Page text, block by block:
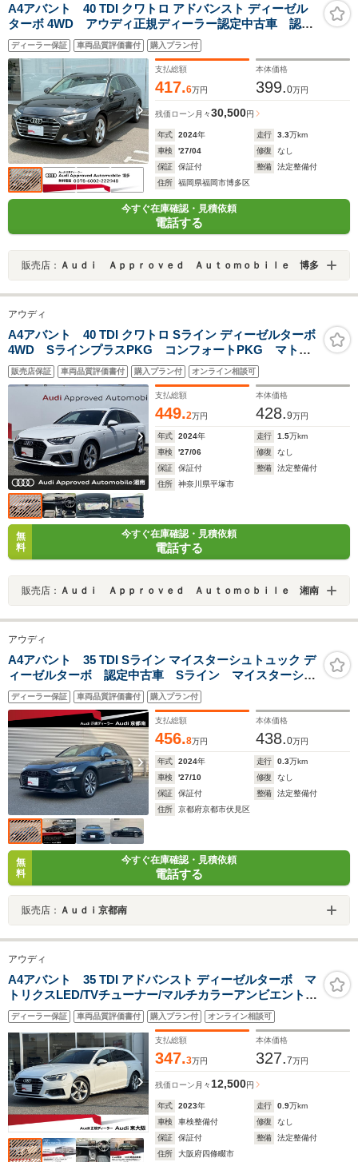
A4アバント 40 TDI クワトロ アドバンスト ディーゼル
ターボ 4WD アウディ正規ディーラー認定中古車 認定
中古車保証付帯 ベージュレザーシート シートメモリ
ー付き電動シート マルチカラーアンビエントライト
マトリクスLEDヘッドライト TVチューナー
ディーラー保証 車両品質評価書付 購入プラン付
支払総額
417.6万円
本体価格
399.0万円
残価ローン 月々30,500円
年式 2024年 走行 3.3万km
車検
'27/04 修復
なし
保証
保証付 整備
法定整備付
住所
福岡県福岡市博多区
今すぐ在庫確認・見積依頼
電話する
販売店： Ａｕｄｉ Ａｐｐｒｏｖｅｄ Ａｕｔｏｍｏｂｉｌｅ 博多
アウディ
A4アバント 40 TDI クワトロ Sライン ディーゼルターボ
4WD SラインプラスPKG コンフォートPKG マトリ
クスLED 全周囲カメラ アンビエントライト ワイヤ
レスチャージ スマホ連携 ドライブセレクト ACC
レーンアシスト パークアシスト サイドアシスト
販売店保証 車両品質評価書付 購入プラン付 オンライン相談可
支払総額
449.2万円
本体価格
428.9万円
年式 2024年 走行 1.5万km
車検
'27/06 修復
なし
保証
保証付 整備
法定整備付
住所
神奈川県平塚市
無
料
今すぐ在庫確認・見積依頼
電話する
販売店： Ａｕｄｉ Ａｐｐｒｏｖｅｄ Ａｕｔｏｍｏｂｉｌｅ 湘南
アウディ
A4アバント 35 TDI Sライン マイスターシュトュック デ
ィーゼルターボ 認定中古車 Sライン マイスターシュ
トック コンフォートパッケージ TVチューナー サラウ
ンドビューカメラ パークアシスト マトリクスLEDヘ
ッドライト ファインナッパレザー アルミホイール専
用18インチ
ディーラー保証 車両品質評価書付 購入プラン付
支払総額
456.8万円
本体価格
438.0万円
年式 2024年 走行 0.3万km
車検
'27/10 修復
なし
保証
保証付 整備
法定整備付
住所
京都府京都市伏見区
無
料
今すぐ在庫確認・見積依頼
電話する
販売店： Ａｕｄｉ京都南
アウディ
A4アバント 35 TDI アドバンスト ディーゼルターボ マ
トリクスLED/TVチューナー/マルチカラーアンビエントラ
イティング/360度カメラ/パークアシスト/スマートフォン
ワイヤレスチャージング/コンフォートPKG/シートヒータ
ー/電動シート/ACC/認定中古車
ディーラー保証 車両品質評価書付 購入プラン付 オンライン相談可
支払総額
347.3万円
本体価格
327.7万円
残価ローン 月々12,500円
年式 2023年 走行 0.9万km
車検
車検整備付 修復
なし
保証
保証付 整備
法定整備付
住所
大阪府四條畷市